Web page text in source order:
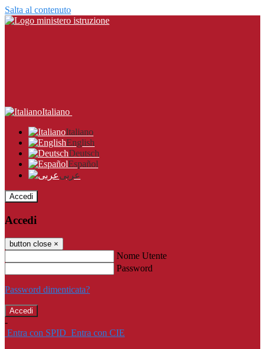
Salta al contenuto
Italiano
Italiano
English
Deutsch
Español
عربى
Accedi
Accedi
button close ×
Nome Utente
Password
Password dimenticata?
-
Entra con SPID Entra con CIE